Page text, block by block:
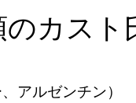
カスト
アルゼンチン）